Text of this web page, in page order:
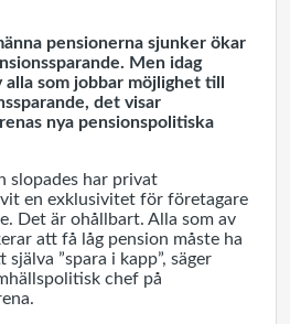
pensionerna sjunker ökar
Men idag
som jobbar möjlighet till
det visar
nya pensionspolitiska
slopades har privat
en exklusivitet för företagare
Det är ohållbart. Alla som av
att få låg pension måste ha
”spara i kapp”, säger
chef på